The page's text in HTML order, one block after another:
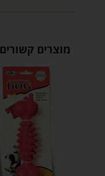
מוצרים קשורים